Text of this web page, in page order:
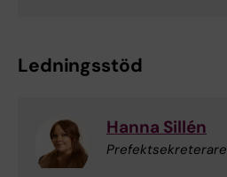
Ledningsstöd
Hanna Sillén
Prefektsekreterare